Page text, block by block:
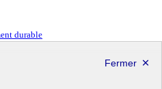
durable